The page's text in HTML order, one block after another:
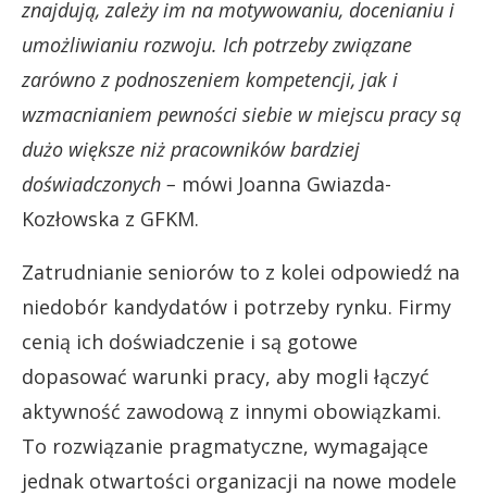
znajdują, zależy im na motywowaniu, docenianiu i
umożliwianiu rozwoju. Ich potrzeby związane
zarówno z podnoszeniem kompetencji, jak i
wzmacnianiem pewności siebie w miejscu pracy są
dużo większe niż pracowników bardziej
doświadczonych – mówi Joanna Gwiazda-
Kozłowska z GFKM.
Zatrudnianie seniorów to z kolei odpowiedź na
niedobór kandydatów i potrzeby rynku. Firmy
cenią ich doświadczenie i są gotowe
dopasować warunki pracy, aby mogli łączyć
aktywność zawodową z innymi obowiązkami.
To rozwiązanie pragmatyczne, wymagające
jednak otwartości organizacji na nowe modele